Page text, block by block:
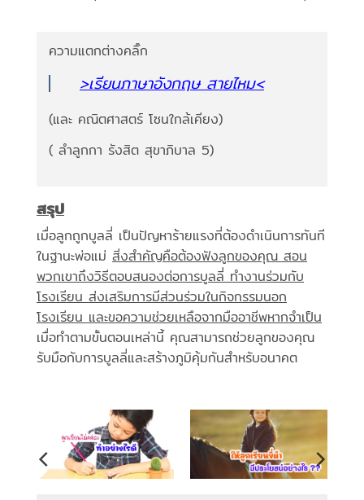
ความแตกต่างคลิ๊ก
>เรียนภาษาอังกฤษ สายไหม<
(และ คณิตศาสตร์ โซนใกล้เคียง)
( ลำลูกกา รังสิต สุขาภิบาล 5)
สรุป
เมื่อลูกถูกบูลลี่ เป็นปัญหาร้ายแรงที่ต้องดำเนินการทันที
ในฐานะพ่อแม่ สิ่งสำคัญคือต้องฟังลูกของคุณ สอน
พวกเขาถึงวิธีตอบสนองต่อการบูลลี่ ทำงานร่วมกับ
โรงเรียน ส่งเสริมการมีส่วนร่วมในกิจกรรมนอก
โรงเรียน และขอความช่วยเหลือจากมืออาชีพหากจำเป็น
เมื่อทำตามขั้นตอนเหล่านี้ คุณสามารถช่วยลูกของคุณ
รับมือกับการบูลลี่และสร้างภูมิคุ้มกันสำหรับอนาคต